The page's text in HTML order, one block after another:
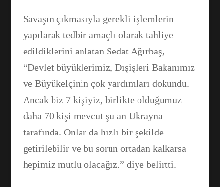
Savaşın çıkmasıyla gerekli işlemlerin
yapılarak tedbir amaçlı olarak tahliye
edildiklerini anlatan Sedat Ağırbaş,
“Devlet büyüklerimiz, Dışişleri Bakanımız
ve Büyükelçinin çok yardımları dokundu.
Ancak biz 7 kişiyiz, birlikte olduğumuz
daha 70 kişi mevcut şu an Ukrayna
tarafında. Onlar da hızlı bir şekilde
getirilebilir ve bu sorun ortadan kalkarsa
hepimiz mutlu olacağız.” diye belirtti.